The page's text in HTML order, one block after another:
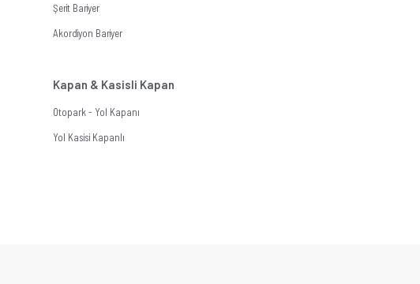
Şerit Bariyer
Akordiyon Bariyer
Kapan & Kasisli Kapan
Otopark - Yol Kapanı
Yol Kasisi Kapanlı